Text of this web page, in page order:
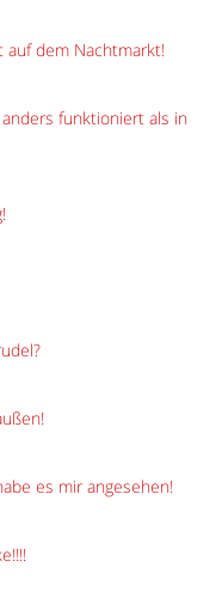
auf dem Nachtmarkt!
funktioniert als in
es mir angesehen!